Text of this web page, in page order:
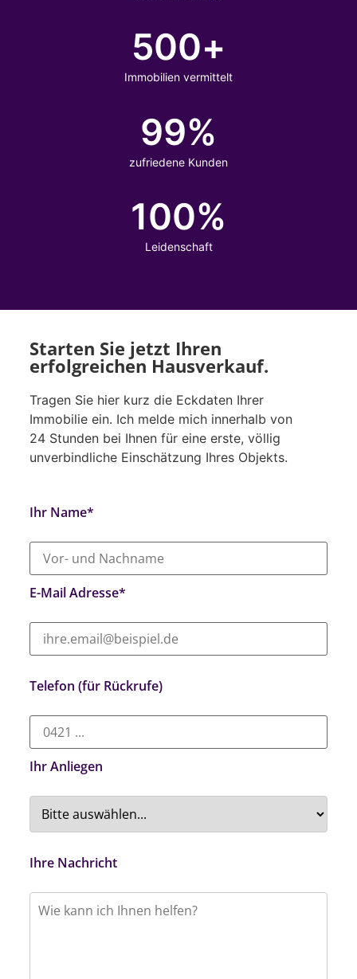
Immobilien vermittelt
500+
zufriedene Kunden
99%
Leidenschaft
100%
Starten Sie jetzt Ihren
erfolgreichen Hausverkauf.
Tragen Sie hier kurz die Eckdaten Ihrer
Immobilie ein. Ich melde mich innerhalb von
24 Stunden bei Ihnen für eine erste, völlig
unverbindliche Einschätzung Ihres Objekts.
Ihr Name*
E-Mail Adresse*
Telefon (für Rückrufe)
Ihr Anliegen
Ihre Nachricht